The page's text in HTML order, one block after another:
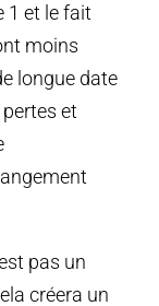
1 et le fait
moins
longue date
et
pas un
créera un